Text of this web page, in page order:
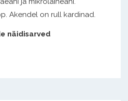
Akendel on rull kardinad.
näidisarved